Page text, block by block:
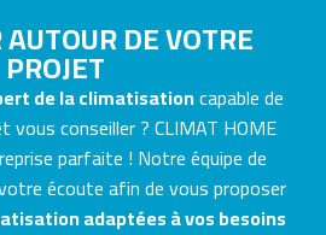
DE VOTRE
PROJET
de la climatisationcapable de
vous conseiller ? CLIMAT HOME
parfaite ! Notre équipe de
écoute afin de vous proposer
adaptées à vos besoins